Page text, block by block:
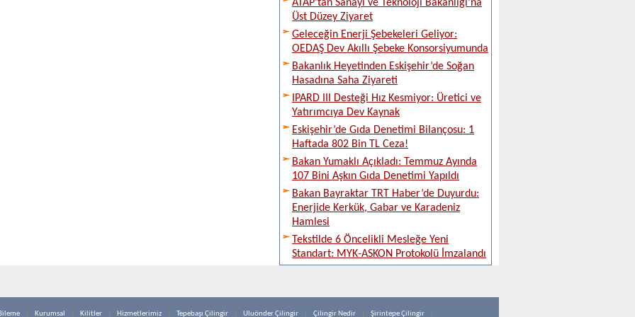
ATAP’tan Sanayi ve Teknoloji Bakanlığı’na
Üst Düzey Ziyaret
Geleceğin Enerji Şebekeleri Geliyor:
OEDAŞ Dev Akıllı Şebeke Konsorsiyumunda
Bakanlık Heyetinden Eskişehir’de Soğan
Hasadına Saha Ziyareti
IPARD III Desteği Hız Kesmiyor: Üretici ve
Yatırımcıya Dev Kaynak
Eskişehir’de Gıda Denetimi Bilançosu: 1
Haftada 802 Bin TL Ceza!
Bakan Yumaklı Açıkladı: Temmuz Ayında
107 Bini Aşkın Gıda Denetimi Yapıldı
Bakan Bayraktar TRT Haber’de Duyurdu:
Enerjide Kerkük, Gabar ve Karadeniz
Hamlesi
Tekstilde 6 Öncelikli Mesleğe Yeni
Standart: MYK-ASKON Protokolü İmzalandı
Kurumsal Kilitler Hizmetlerimiz Tepebaşı Çilingir Uluönder Çilingir Çilingir Nedir Şirintepe Çilingir